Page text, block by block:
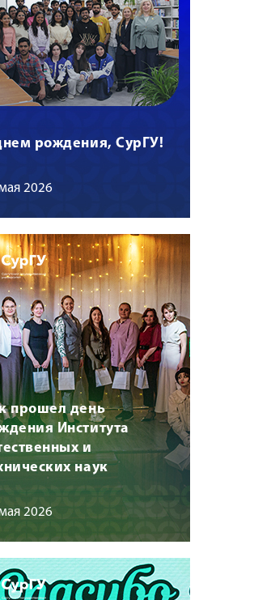
рождения, СурГУ!
2026
прошел день
Института
и
наук
2026